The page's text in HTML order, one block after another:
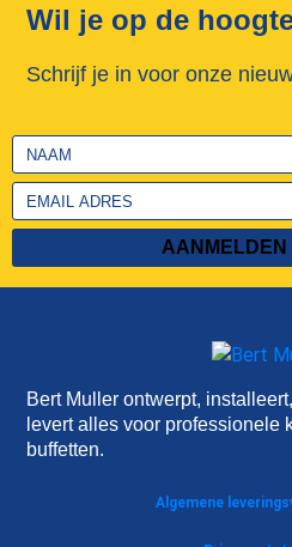
Wil je op de
Schrijf je in voor onze
AANMELDEN
Bert Muller ontwerpt,
levert alles voor professionele
buffetten.
Algemene